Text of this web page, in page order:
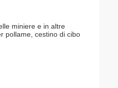
miniere e in altre
pollame, cestino di cibo